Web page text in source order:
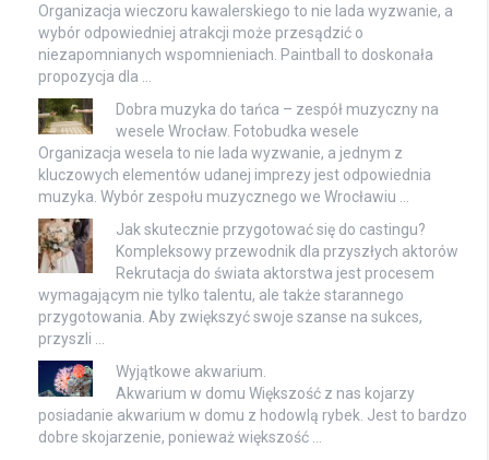
Organizacja wieczoru kawalerskiego to nie lada wyzwanie, a
wybór odpowiedniej atrakcji może przesądzić o
niezapomnianych wspomnieniach. Paintball to doskonała
propozycja dla …
Dobra muzyka do tańca – zespół muzyczny na
wesele Wrocław. Fotobudka wesele
Organizacja wesela to nie lada wyzwanie, a jednym z
kluczowych elementów udanej imprezy jest odpowiednia
muzyka. Wybór zespołu muzycznego we Wrocławiu …
Jak skutecznie przygotować się do castingu?
Kompleksowy przewodnik dla przyszłych aktorów
Rekrutacja do świata aktorstwa jest procesem
wymagającym nie tylko talentu, ale także starannego
przygotowania. Aby zwiększyć swoje szanse na sukces,
przyszli …
Wyjątkowe akwarium.
Akwarium w domu Większość z nas kojarzy
posiadanie akwarium w domu z hodowlą rybek. Jest to bardzo
dobre skojarzenie, ponieważ większość …